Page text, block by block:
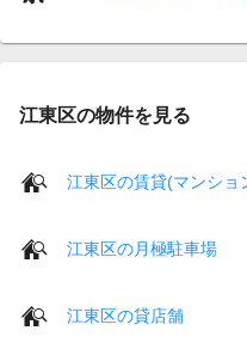
江東区の物件を見る
江東区の賃貸(マンショ
江東区の月極駐車場
江東区の貸店舗